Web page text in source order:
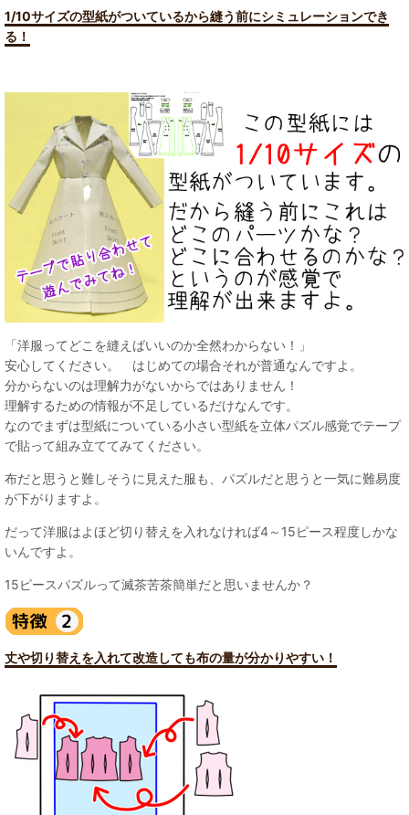
1/10サイズの型紙がついているから縫う前にシミュレーションでき
る！
「洋服ってどこを縫えばいいのか全然わからない！」
安心してください。 はじめての場合それが普通なんですよ。
分からないのは理解力がないからではありません！
理解するための情報が不足しているだけなんです。
なのでまずは型紙についている小さい型紙を立体パズル感覚でテープ
で貼って組み立ててみてください。
布だと思うと難しそうに見えた服も、パズルだと思うと一気に難易度
が下がりますよ。
だって洋服はよほど切り替えを入れなければ4～15ピース程度しかな
いんですよ。
15ピースパズルって滅茶苦茶簡単だと思いませんか？
丈や切り替えを入れて改造しても布の量が分かりやすい！